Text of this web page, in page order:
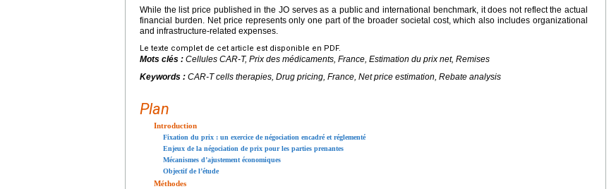
While the list price published in the JO serves as a public and international benchmark, it does not reflect the actual
financial burden. Net price represents only one part of the broader societal cost, which also includes organizational
and infrastructure-related expenses.
Le texte complet de cet article est disponible en PDF.
Mots clés : Cellules CAR-T, Prix des médicaments, France, Estimation du prix net, Remises
Keywords : CAR-T cells therapies, Drug pricing, France, Net price estimation, Rebate analysis
Plan
Introduction
Fixation du prix : un exercice de négociation encadré et réglementé
Enjeux de la négociation de prix pour les parties prenantes
Mécanismes d’ajustement économiques
Objectif de l’étude
Méthodes